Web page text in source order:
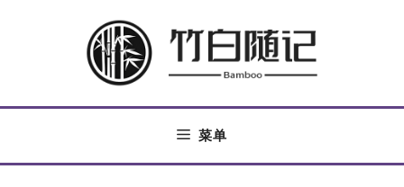
菜单